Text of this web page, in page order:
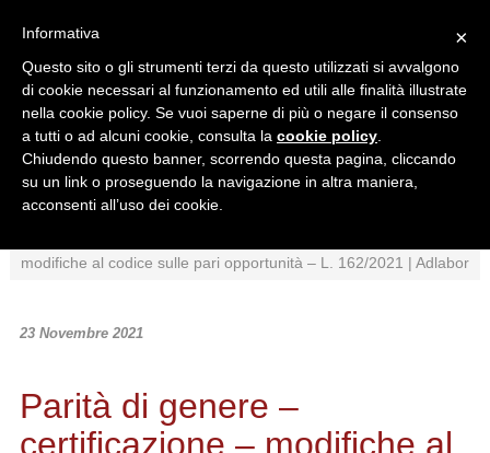
Ricerca in:
Sezione corrente
Tutto il sito
modifiche al codice sulle pari opportunità – L. 162/2021 | Adlabor
23 Novembre 2021
Parità di genere –
certificazione – modifiche al
×
Informativa
Questo sito o gli strumenti terzi da questo utilizzati si avvalgono
di cookie necessari al funzionamento ed utili alle finalità illustrate
nella cookie policy. Se vuoi saperne di più o negare il consenso
a tutti o ad alcuni cookie, consulta la cookie policy
Chiudendo questo banner, scorrendo questa pagina, cliccando
su un link o proseguendo la navigazione in altra maniera,
acconsenti all’uso dei cookie.